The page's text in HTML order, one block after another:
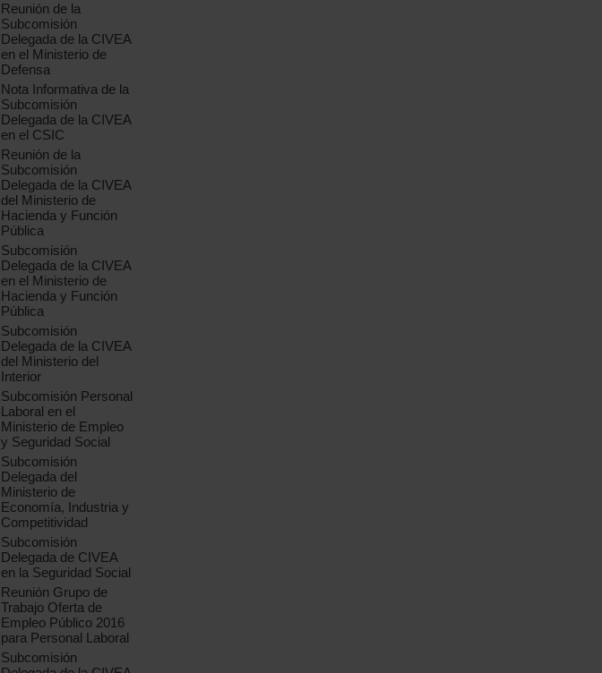
Reunión de la
Subcomisión
Delegada de la CIVEA
en el Ministerio de
Defensa
Nota Informativa de la
Subcomisión
Delegada de la CIVEA
en el CSIC
Reunión de la
Subcomisión
Delegada de la CIVEA
del Ministerio de
Hacienda y Función
Pública
Subcomisión
Delegada de la CIVEA
en el Ministerio de
Hacienda y Función
Pública
Subcomisión
Delegada de la CIVEA
del Ministerio del
Interior
Subcomisión Personal
Laboral en el
Ministerio de Empleo
y Seguridad Social
Subcomisión
Delegada del
Ministerio de
Economía, Industria y
Competitividad
Subcomisión
Delegada de CIVEA
en la Seguridad Social
Reunión Grupo de
Trabajo Oferta de
Empleo Público 2016
para Personal Laboral
Subcomisión